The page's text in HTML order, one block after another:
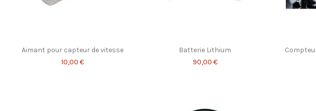
Aimant pour capteur de vitesse
10,00 €
Batterie Lithium
90,00 €